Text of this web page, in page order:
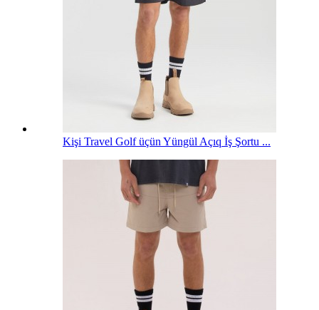
Kişi Travel Golf üçün Yüngül Açıq İş Şortu ...